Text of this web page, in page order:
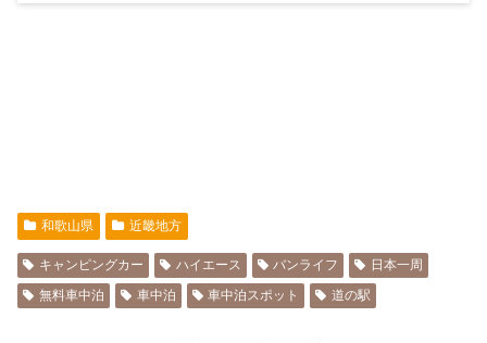
和歌山県 近畿地方
キャンピングカー ハイエース バンライフ
日本一周
無料車中泊
車中泊 車中泊スポット 道の駅